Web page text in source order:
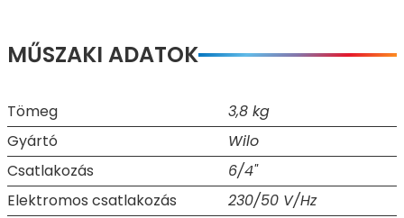
MŰSZAKI ADATOK
Tömeg
3,8 kg
Gyártó
Wilo
Csatlakozás
6/4"
Elektromos csatlakozás
230/50 V/Hz